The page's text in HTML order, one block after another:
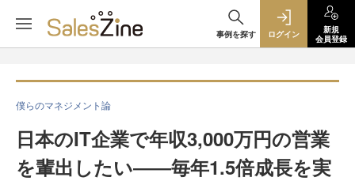
事例を探す ログイン
新規
会員登録
僕らのマネジメント論
日本のIT企業で年収3,000万円の営業
を輩出したい――毎年1.5倍成長を実